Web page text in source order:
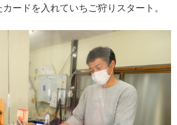
ードを入れていちご狩りスタート。